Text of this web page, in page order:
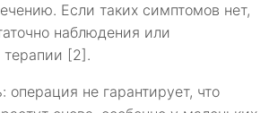
Если таких симптомов нет,
наблюдения или
терапии [2].
операция не гарантирует, что